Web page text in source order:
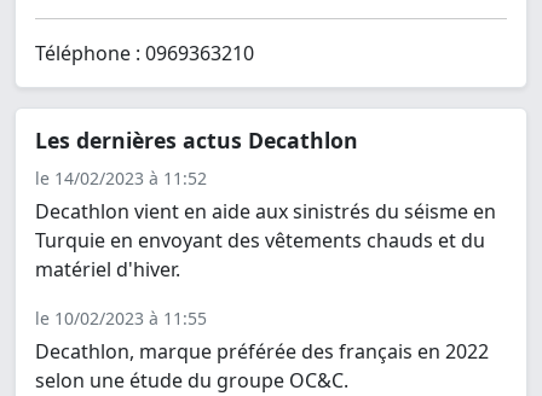
Téléphone : 0969363210
Les dernières actus Decathlon
le 14/02/2023 à 11:52
Decathlon vient en aide aux sinistrés du séisme en
Turquie en envoyant des vêtements chauds et du
matériel d'hiver.
le 10/02/2023 à 11:55
Decathlon, marque préférée des français en 2022
selon une étude du groupe OC&C.